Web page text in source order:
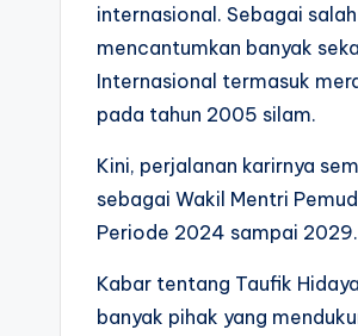
internasional. Sebagai
mencantumkan banyak
Internasional termasuk
pada tahun 2005 silam.
Kini, perjalanan karirnya
sebagai Wakil Mentri
Periode 2024 sampai 2029.
Kabar tentang Taufik
banyak pihak yang